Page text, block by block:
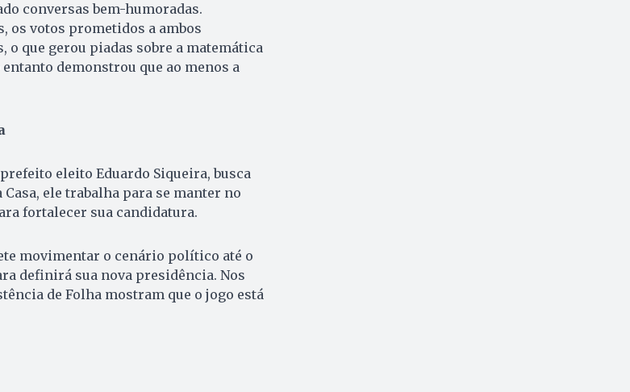
conversas bem-humoradas.
os votos prometidos a ambos
o que gerou piadas sobre a matemática
demonstrou que ao menos a
eleito Eduardo Siqueira, busca
ele trabalha para se manter no
fortalecer sua candidatura.
movimentar o cenário político até o
definirá sua nova presidência. Nos
de Folha mostram que o jogo está